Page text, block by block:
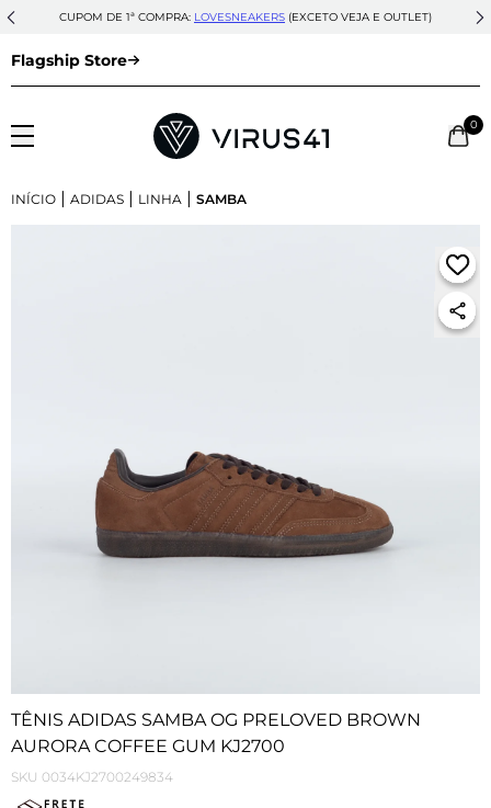
CUPOM DE 1ª COMPRA: LOVESNEAKERS (EXCETO VEJA E OUTLET)
Flagship Store
0
INÍCIO | ADIDAS | LINHA | SAMBA
TÊNIS ADIDAS SAMBA OG PRELOVED BROWN
AURORA COFFEE GUM KJ2700
SKU 0034KJ2700249834